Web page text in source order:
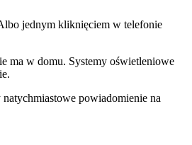
jednym kliknięciem w telefonie
ma w domu. Systemy oświetleniowe
powiadomienie na